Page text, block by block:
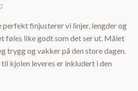
perfekt finjusterer vi linjer, lengder og
føles like godt som det ser ut. Målet
trygg og vakker på den store dagen.
kjolen leveres er inkludert i den